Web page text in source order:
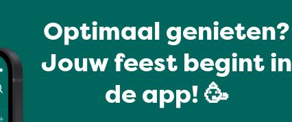
Optimaal genieten?
Jouw feest begint in
de app! 🥳